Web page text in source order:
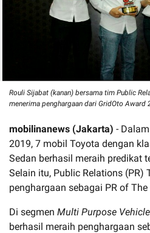
Rouli Sijabat (kanan) bersama tim Public
menerima penghargaan dari GridOto Award
mobilinanews (Jakarta) -
2019, 7 mobil Toyota dengan
Sedan berhasil meraih predikat
Selain itu, Public Relations (PR)
penghargaan sebagai PR of The
Di segmen Multi Purpose
berhasil meraih penghargaan